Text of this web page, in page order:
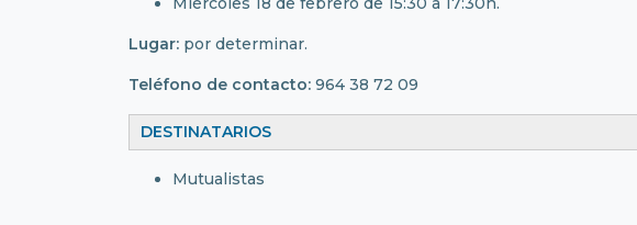
Lugar: por determinar.
Teléfono de contacto: 964 38 72 09
DESTINATARIOS
Mutualistas